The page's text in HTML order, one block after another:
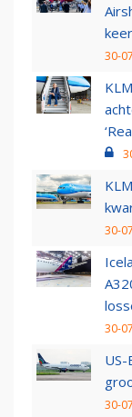
keer
30-
30-
30-
30-